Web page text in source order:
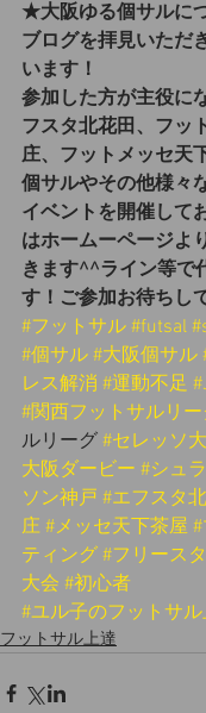
★大阪ゆる個サルに
ブログを拝見いただ
います！
参加した方が主役に
フスタ北花田、フッ
庄、フットメッセ天
個サルやその他様々
イベントを開催して
はホームーページよ
きます^^ライン等で
す！ご参加お待ちし
#フットサル #futsal
#個サル #大阪個サル
レス解消 #運動不足
#関西フットサルリ
ルリーグ #セレッソ
大阪ダービー #シュ
ソン神戸 #エフスタ
庄 #メッセ天下茶屋
ティング #フリース
大会 #初心者
#ユル子のフットサ
フットサル上達